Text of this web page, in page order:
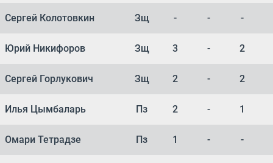
Сергей Колотовкин Зщ - - -
Юрий Никифоров Зщ 3 - 2
Сергей Горлукович Зщ 2 - 2
Илья Цымбаларь Пз 2 - 1
Омари Тетрадзе Пз 1 - -